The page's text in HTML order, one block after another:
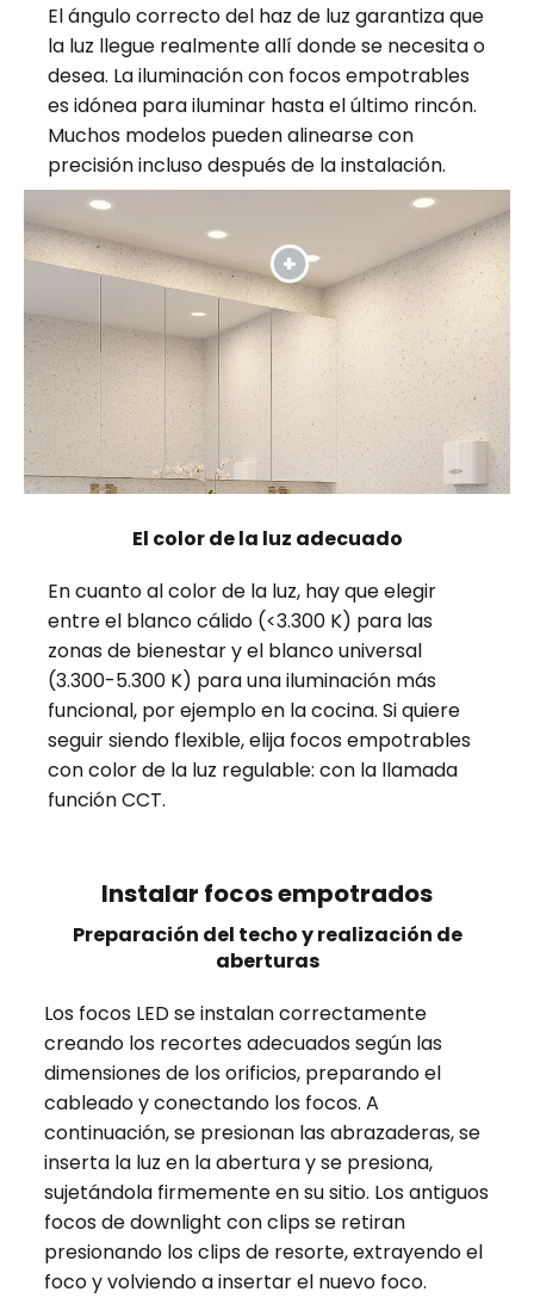
El ángulo correcto del haz de luz garantiza que
la luz llegue realmente allí donde se necesita o
desea. La iluminación con focos empotrables
es idónea para iluminar hasta el último rincón.
Muchos modelos pueden alinearse con
precisión incluso después de la instalación.
El color de la luz adecuado
En cuanto al color de la luz, hay que elegir
entre el blanco cálido (<3.300 K) para las
zonas de bienestar y el blanco universal
(3.300-5.300 K) para una iluminación más
funcional, por ejemplo en la cocina. Si quiere
seguir siendo flexible, elija focos empotrables
con color de la luz regulable: con la llamada
función CCT.
Instalar focos empotrados
Preparación del techo y realización de
aberturas
Los focos LED se instalan correctamente
creando los recortes adecuados según las
dimensiones de los orificios, preparando el
cableado y conectando los focos. A
continuación, se presionan las abrazaderas, se
inserta la luz en la abertura y se presiona,
sujetándola firmemente en su sitio. Los antiguos
focos de downlight con clips se retiran
presionando los clips de resorte, extrayendo el
foco y volviendo a insertar el nuevo foco.